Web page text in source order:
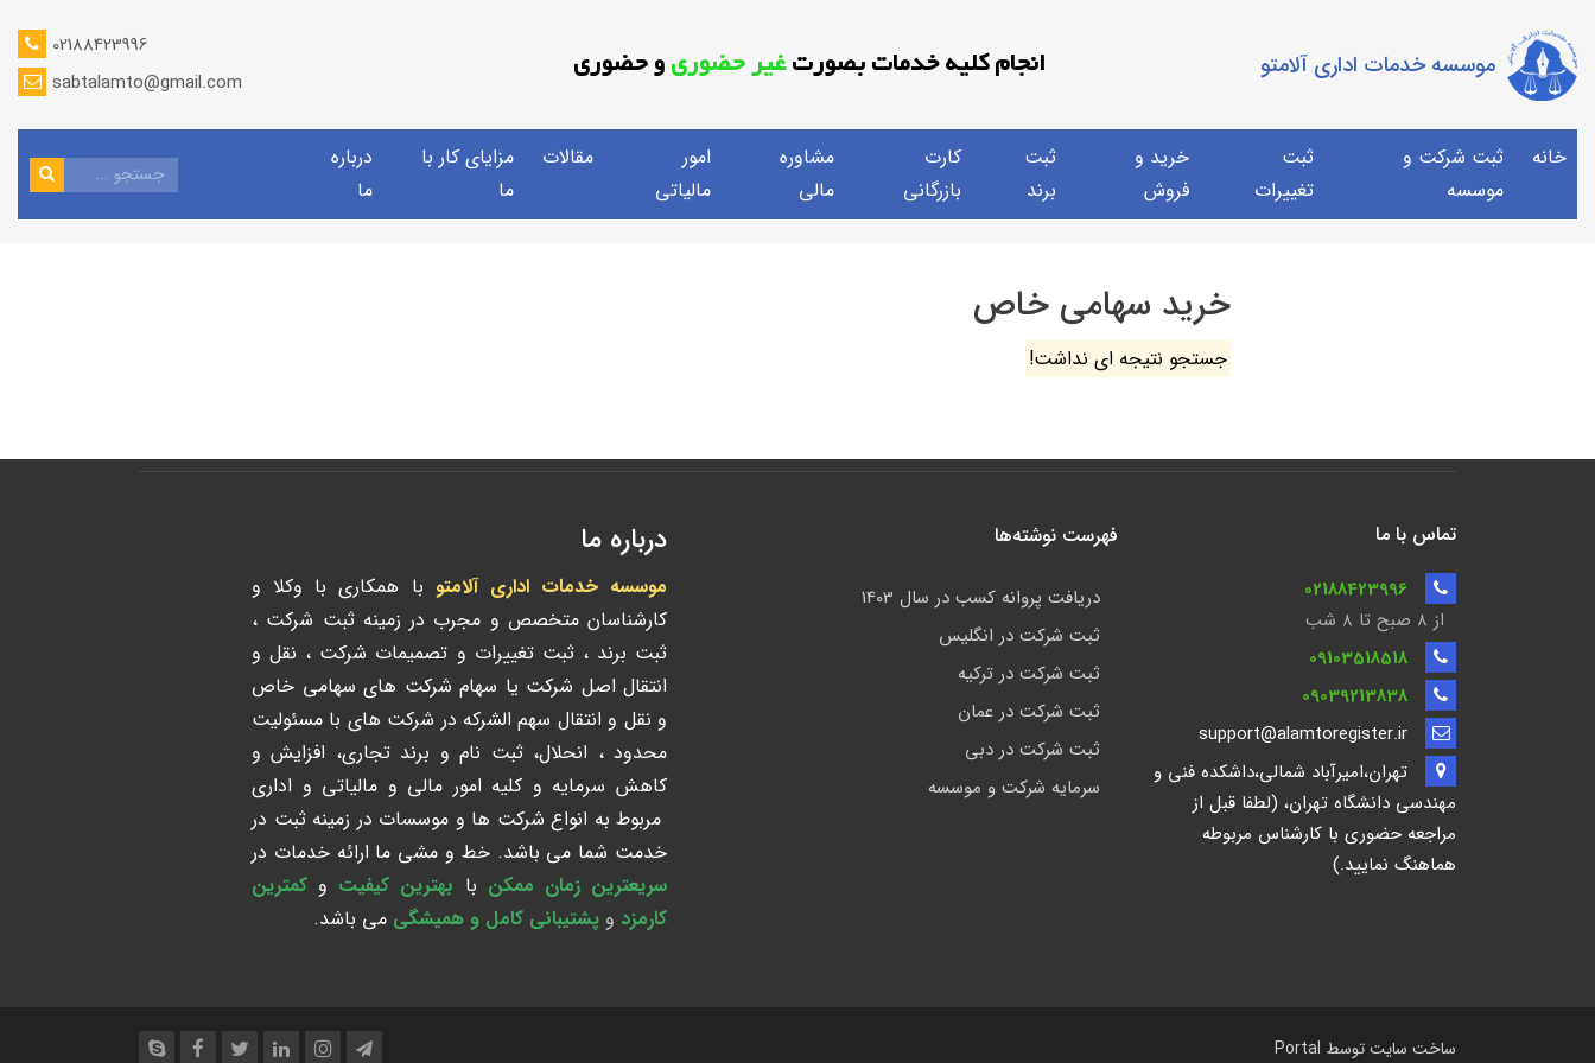
موسسه خدمات اداری آلامتو انجام کلیه خدمات بصورتغیر حضوریو حضوری
02188423996
sabtalamto@gmail.com
خانه
ثبت شرکت و
موسسه
ثبت
تغییرات
خرید و
فروش
ثبت
برند
کارت
بازرگانی
مشاوره
مالی
امور
مالیاتی
مقالات
مزایای کار با
ما
درباره
ما
خرید سهامی خاص
جستجو نتیجه ای نداشت!
تماس با ما
02188423996
از 8 صبح تا ۸ شب
09103518518
09039213838
support@alamtoregister.ir
تهران،امیرآباد شمالی،داشکده فنی و
مهندسی دانشگاه تهران، (لطفا قبل از
مراجعه حضوری با کارشناس مربوطه
هماهنگ نمایید.)
فهرست نوشته‌ها
دریافت پروانه کسب در سال 1403
ثبت شرکت در انگلیس
ثبت شرکت در ترکیه
ثبت شرکت در عمان
ثبت شرکت در دبی
سرمایه شرکت و موسسه
درباره ما
موسسه خدمات اداری آلامتو با همکاری با وکلا و
کارشناسان متخصص و مجرب در زمینه ثبت شرکت ،
ثبت برند ، ثبت تغییرات و تصمیمات شرکت ، نقل و
انتقال اصل شرکت یا سهام شرکت های سهامی خاص
و نقل و انتقال سهم الشرکه در شرکت های با مسئولیت
محدود ، انحلال، ثبت نام و برند تجاری، افزایش و
کاهش سرمایه و کلیه امور مالی و مالیاتی و اداری
مربوط به انواع شرکت ها و موسسات در زمینه ثبت در
خدمت شما می باشد. خط و مشی ما ارائه خدمات در
سریعترین زمان ممکن با بهترین کیفیت و کمترین
کارمزد و پشتیبانی کامل و همیشگی می باشد.
ساخت سایت توسط Portal